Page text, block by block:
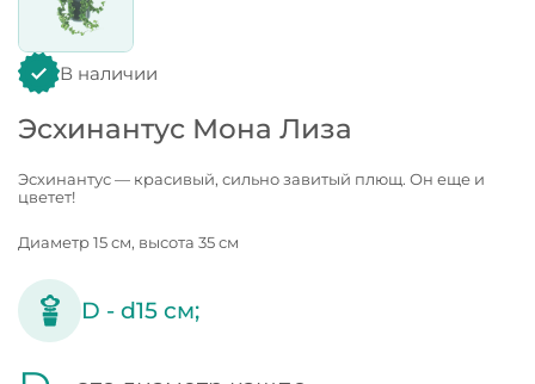
В наличии
Эсхинантус Мона Лиза
Эсхинантус — красивый, сильно завитый плющ. Он еще и
цветет!
Диаметр 15 см, высота 35 см
D -d15 см;